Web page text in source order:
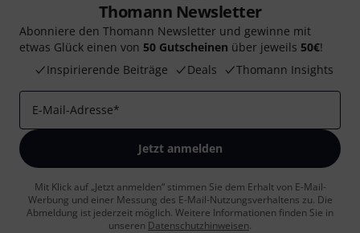
Thomann Newsletter
Abonniere den Thomann Newsletter und gewinne mit
etwas Glück einen von 50 Gutscheinen über jeweils 50€!
Inspirierende Beiträge
Deals Thomann Insights
E-Mail-Adresse*
Jetzt anmelden
Mit Klick auf „Jetzt anmelden“ stimmen Sie dem Erhalt von E-Mail-
Werbung und einer Messung des E-Mail-Nutzungsverhaltens zu. Die
Abmeldung ist jederzeit möglich. Weitere Informationen finden Sie in
unseren Datenschutzhinweisen.